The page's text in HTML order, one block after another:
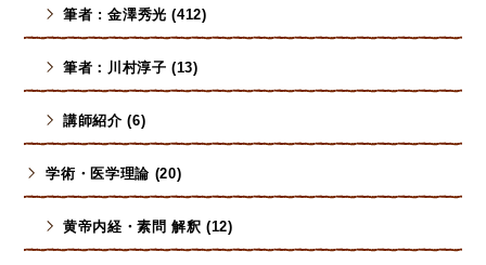
筆者 : 金澤秀光 (412)
筆者：川村淳子 (13)
講師紹介 (6)
学術・医学理論 (20)
黄帝内経・素問 解釈 (12)